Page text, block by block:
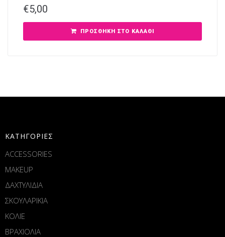
€5,00
ΠΡΟΣΘΉΚΗ ΣΤΟ ΚΑΛΆΘΙ
ΚΑΤΗΓΟΡΙΕΣ
ACCESSORIES
MAKEUP
ΔΑΧΤΥΛΙΔΙΑ
ΣΚΟΥΛΑΡΙΚΙΑ
ΚΟΛΙΕ
ΒΡΑΧΙΟΛΙΑ